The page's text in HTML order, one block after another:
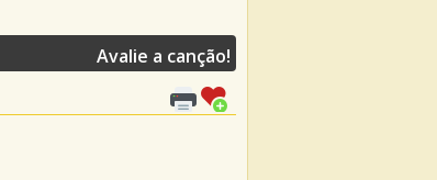
Avalie a canção!